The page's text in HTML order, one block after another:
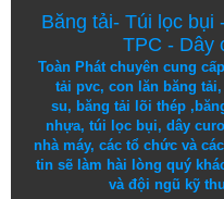
Băng tải- Túi lọc bụi
TPC - Dây
Toàn Phát chuyên cung cấp
tải pvc,con lăn băng tải
su, băng tải lõi thép,
nhựa, túi lọc bụi, dây
nhà máy, các tổ chức và
tin sẽ làm hài lòng quý
và đội ngũ kỹ